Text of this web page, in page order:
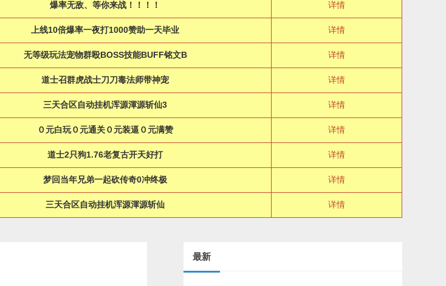
爆率无敌、等你来战！！！！ 详情
上线10倍爆率一夜打1000赞助一天毕业 详情
无等级玩法宠物群殴BOSS技能BUFF铭文B 详情
道士召群虎战士刀刀毒法师带神宠 详情
三天合区自动挂机浑源渾源斩仙3 详情
０元白玩０元通关０元装逼０元满赞 详情
道士2只狗1.76老复古开天好打 详情
梦回当年兄弟一起砍传奇0冲终极 详情
三天合区自动挂机浑源渾源斩仙 详情
最新